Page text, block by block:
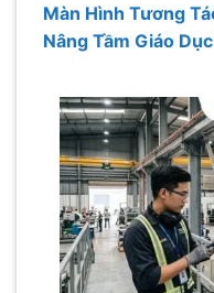
Màn Hình Tương
Nâng Tầm Giáo